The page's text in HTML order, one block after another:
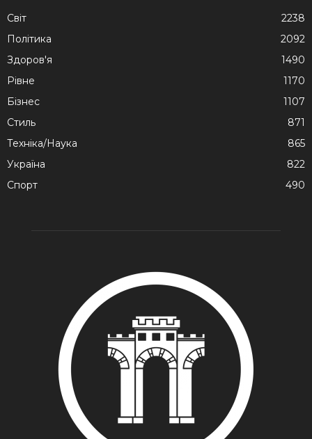
Cвіт
2238
Політика
2092
Здоров'я
1490
Рівне
1170
Бізнес
1107
Стиль
871
Техніка/Наука
865
Україна
822
Спорт
490